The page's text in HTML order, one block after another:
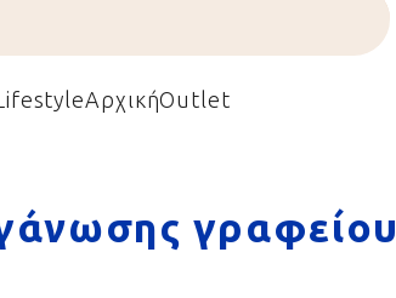
ΑρχικήOutlet
γραφείου